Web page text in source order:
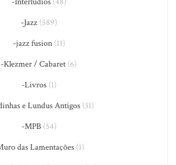
-Jazz(589)
-jazz fusion(11)
-Klezmer / Cabaret (6)
-Livros(1)
e Lundus Antigos (31)
-MPB(54)
das Lamentações (1)